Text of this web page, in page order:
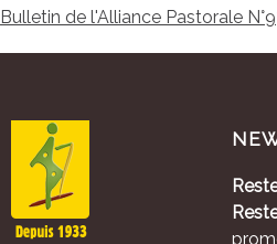
Bulletin de l'Alliance Pastorale